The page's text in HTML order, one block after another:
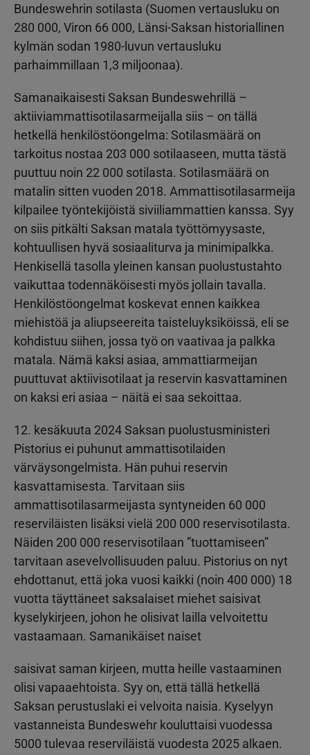
Bundeswehrin sotilasta (Suomen vertausluku on
280 000, Viron 66 000, Länsi-Saksan historiallinen
kylmän sodan 1980-luvun vertausluku
parhaimmillaan 1,3 miljoonaa).
Samanaikaisesti Saksan Bundeswehrillä –
aktiiviammattisotilasarmeijalla siis – on tällä
hetkellä henkilöstöongelma: Sotilasmäärä on
tarkoitus nostaa 203 000 sotilaaseen, mutta tästä
puuttuu noin 22 000 sotilasta. Sotilasmäärä on
matalin sitten vuoden 2018. Ammattisotilasarmeija
kilpailee työntekijöistä siviiliammattien kanssa. Syy
on siis pitkälti Saksan matala työttömyysaste,
kohtuullisen hyvä sosiaaliturva ja minimipalkka.
Henkisellä tasolla yleinen kansan puolustustahto
vaikuttaa todennäköisesti myös jollain tavalla.
Henkilöstöongelmat koskevat ennen kaikkea
miehistöä ja aliupseereita taisteluyksiköissä, eli se
kohdistuu siihen, jossa työ on vaativaa ja palkka
matala. Nämä kaksi asiaa, ammattiarmeijan
puuttuvat aktiivisotilaat ja reservin kasvattaminen
on kaksi eri asiaa – näitä ei saa sekoittaa.
12. kesäkuuta 2024 Saksan puolustusministeri
Pistorius ei puhunut ammattisotilaiden
värväysongelmista. Hän puhui reservin
kasvattamisesta. Tarvitaan siis
ammattisotilasarmeijasta syntyneiden 60 000
reserviläisten lisäksi vielä 200 000 reservisotilasta.
Näiden 200 000 reservisotilaan ”tuottamiseen”
tarvitaan asevelvollisuuden paluu. Pistorius on nyt
ehdottanut, että joka vuosi kaikki (noin 400 000) 18
vuotta täyttäneet saksalaiset miehet saisivat
kyselykirjeen, johon he olisivat lailla velvoitettu
vastaamaan. Samanikäiset naiset
saisivat saman kirjeen, mutta heille vastaaminen
olisi vapaaehtoista. Syy on, että tällä hetkellä
Saksan perustuslaki ei velvoita naisia. Kyselyyn
vastanneista Bundeswehr kouluttaisi vuodessa
5000 tulevaa reserviläistä vuodesta 2025 alkaen.